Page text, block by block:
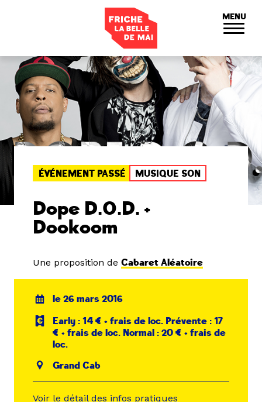
MENU
ÉVÉNEMENT PASSÉ MUSIQUE SON
Dope D.O.D. +
Dookoom
Une proposition de Cabaret Aléatoire
le 26 mars 2016
Early : 14 € + frais de loc. Prévente : 17
€ + frais de loc. Normal : 20 € + frais de
loc.
Grand Cab
Voir le détail des infos pratiques
Panneau de gestion des cookies